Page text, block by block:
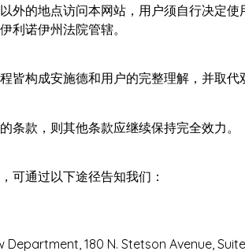
外的地点访问本网站，用户须自行决定
利诺伊州法院管辖。
皆构成安施德和用户的完整理解，并取
条款，则其他条款应继续保持完全效力。
可通过以下途径告知我们：
180 N. Stetson Avenue,